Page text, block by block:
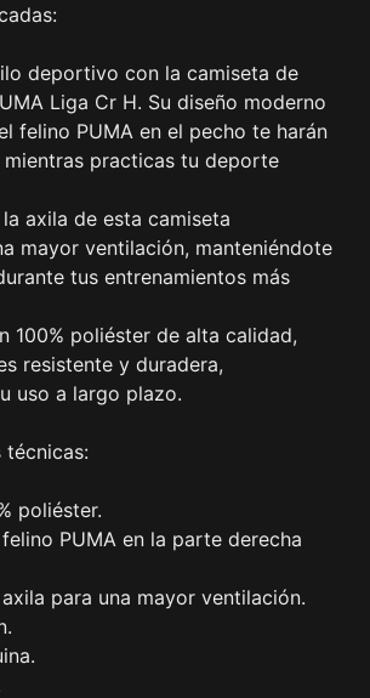
deportivo con la camiseta de
Liga Cr H. Su diseño moderno
felino PUMA en el pecho te harán
practicas tu deporte
axila de esta camiseta
mayor ventilación, manteniéndote
tus entrenamientos más
100% poliéster de alta calidad,
resistente y duradera,
uso a largo plazo.
técnicas:
poliéster.
PUMA en la parte derecha
para una mayor ventilación.